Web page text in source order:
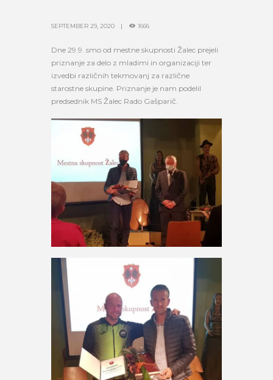
SEPTEMBER 29, 2020 1666
Dne 29.9. smo od mestne skupnosti Žalec prejeli
priznanje za delo z mladimi in organizaciji ter
izvedbi različnih tekmovanj za različne
starostne skupine. Priznanje je nam podelil
predsednik MS Žalec Rado Gašparič.